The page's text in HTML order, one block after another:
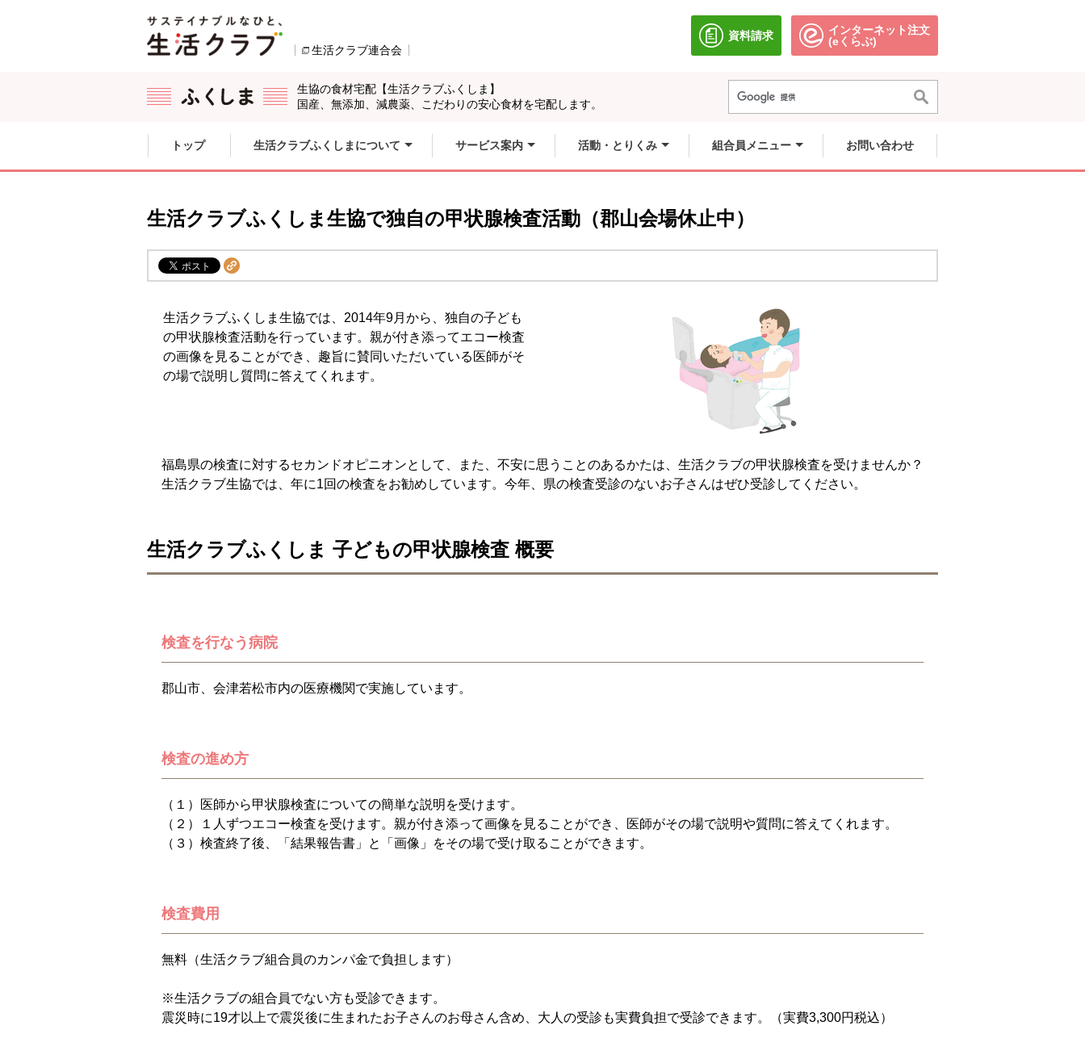
生活クラブ連合会
資料請求
別のウィンドウで開きます。
インターネット注文
(eくらぶ)別のウィンドウで開きます。
生協の食材宅配【生活クラブふくしま】
国産、無添加、減農薬、こだわりの安心食材を宅配します。
ここからサイト内共通メニューです。
サイト内共通メニューをスキップする
トップ 生活クラブふくしまについて サービス案内 活動・とりくみ 組合員メニュー お問い合わせ
生活クラブふくしま生協で独自の甲状腺検査活動（郡山会場休止中）
生活クラブふくしま生協では、2014年9月から、独自の子ども
の甲状腺検査活動を行っています。親が付き添ってエコー検査
の画像を見ることができ、趣旨に賛同いただいている医師がそ
の場で説明し質問に答えてくれます。
福島県の検査に対するセカンドオピニオンとして、また、不安に思うことのあるかたは、生活クラブの甲状腺検査を受けませんか？
生活クラブ生協では、年に1回の検査をお勧めしています。今年、県の検査受診のないお子さんはぜひ受診してください。
生活クラブふくしま 子どもの甲状腺検査 概要
検査を行なう病院
郡山市、会津若松市内の医療機関で実施しています。
検査の進め方
（１）医師から甲状腺検査についての簡単な説明を受けます。
（２）１人ずつエコー検査を受けます。親が付き添って画像を見ることができ、医師がその場で説明や質問に答えてくれます。
（３）検査終了後、「結果報告書」と「画像」をその場で受け取ることができます。
検査費用
無料（生活クラブ組合員のカンパ金で負担します）
※生活クラブの組合員でない方も受診できます。
震災時に19才以上で震災後に生まれたお子さんのお母さん含め、大人の受診も実費負担で受診できます。（実費3,300円税込）